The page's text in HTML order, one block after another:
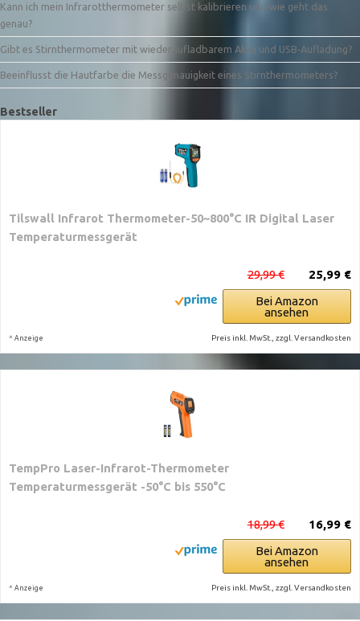
Kann ich mein Infrarotthermometer selbst kalibrieren und wie geht das
genau?
Gibt es Stirnthermometer mit wiederaufladbarem Akku und USB‑Aufladung?
Beeinflusst die Hautfarbe die Messgenauigkeit eines Stirnthermometers?
Bestseller
Tilswall Infrarot Thermometer-50~800°C IR Digital Laser
Temperaturmessgerät
25,99 €
29,99 €
Bei Amazon
ansehen
* Anzeige Preis inkl. MwSt., zzgl. Versandkosten
TempPro Laser-Infrarot-Thermometer
Temperaturmessgerät -50°C bis 550°C
16,99 €
18,99 €
Bei Amazon
ansehen
* Anzeige Preis inkl. MwSt., zzgl. Versandkosten